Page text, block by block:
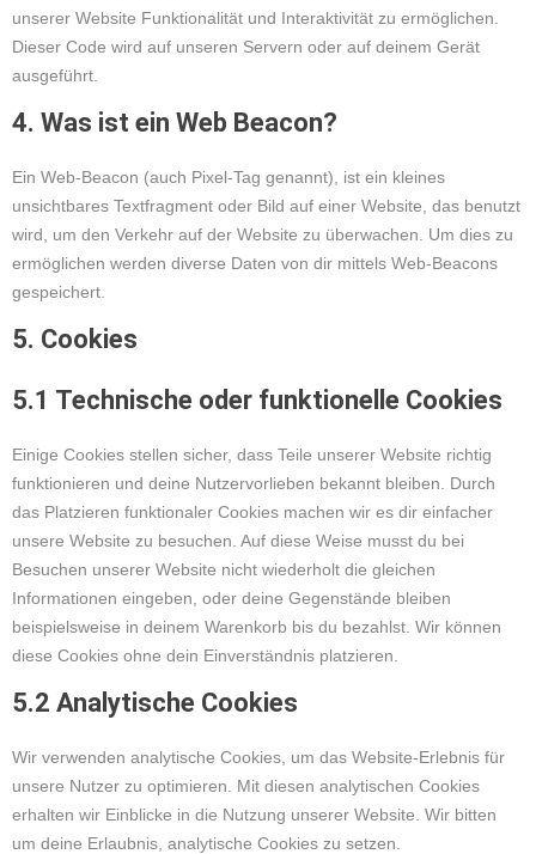
unserer Website Funktionalität und Interaktivität zu ermöglichen.
Dieser Code wird auf unseren Servern oder auf deinem Gerät
ausgeführt.
4. Was ist ein Web Beacon?
Ein Web-Beacon (auch Pixel-Tag genannt), ist ein kleines
unsichtbares Textfragment oder Bild auf einer Website, das benutzt
wird, um den Verkehr auf der Website zu überwachen. Um dies zu
ermöglichen werden diverse Daten von dir mittels Web-Beacons
gespeichert.
5. Cookies
5.1 Technische oder funktionelle Cookies
Einige Cookies stellen sicher, dass Teile unserer Website richtig
funktionieren und deine Nutzervorlieben bekannt bleiben. Durch
das Platzieren funktionaler Cookies machen wir es dir einfacher
unsere Website zu besuchen. Auf diese Weise musst du bei
Besuchen unserer Website nicht wiederholt die gleichen
Informationen eingeben, oder deine Gegenstände bleiben
beispielsweise in deinem Warenkorb bis du bezahlst. Wir können
diese Cookies ohne dein Einverständnis platzieren.
5.2 Analytische Cookies
Wir verwenden analytische Cookies, um das Website-Erlebnis für
unsere Nutzer zu optimieren. Mit diesen analytischen Cookies
erhalten wir Einblicke in die Nutzung unserer Website. Wir bitten
um deine Erlaubnis, analytische Cookies zu setzen.